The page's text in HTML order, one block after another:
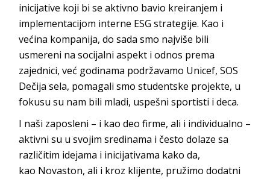
inicijative koji bi se aktivno bavio kreiranjem i
implementacijom interne ESG strategije. Kao i
većina kompanija, do sada smo najviše bili
usmereni na socijalni aspekt i odnos prema
zajednici, već godinama podržavamo Unicef, SOS
Dečija sela, pomagali smo studentske projekte, u
fokusu su nam bili mladi, uspešni sportisti i deca.
I naši zaposleni – i kao deo firme, ali i individualno –
aktivni su u svojim sredinama i često dolaze sa
različitim idejama i inicijativama kako da,
kao Novaston, ali i kroz klijente, pružimo dodatni